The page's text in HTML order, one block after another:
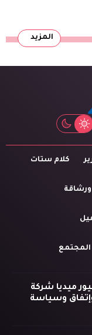
المزيد
كلام ستات
المجتمع
ميديا شركة
وسياسة